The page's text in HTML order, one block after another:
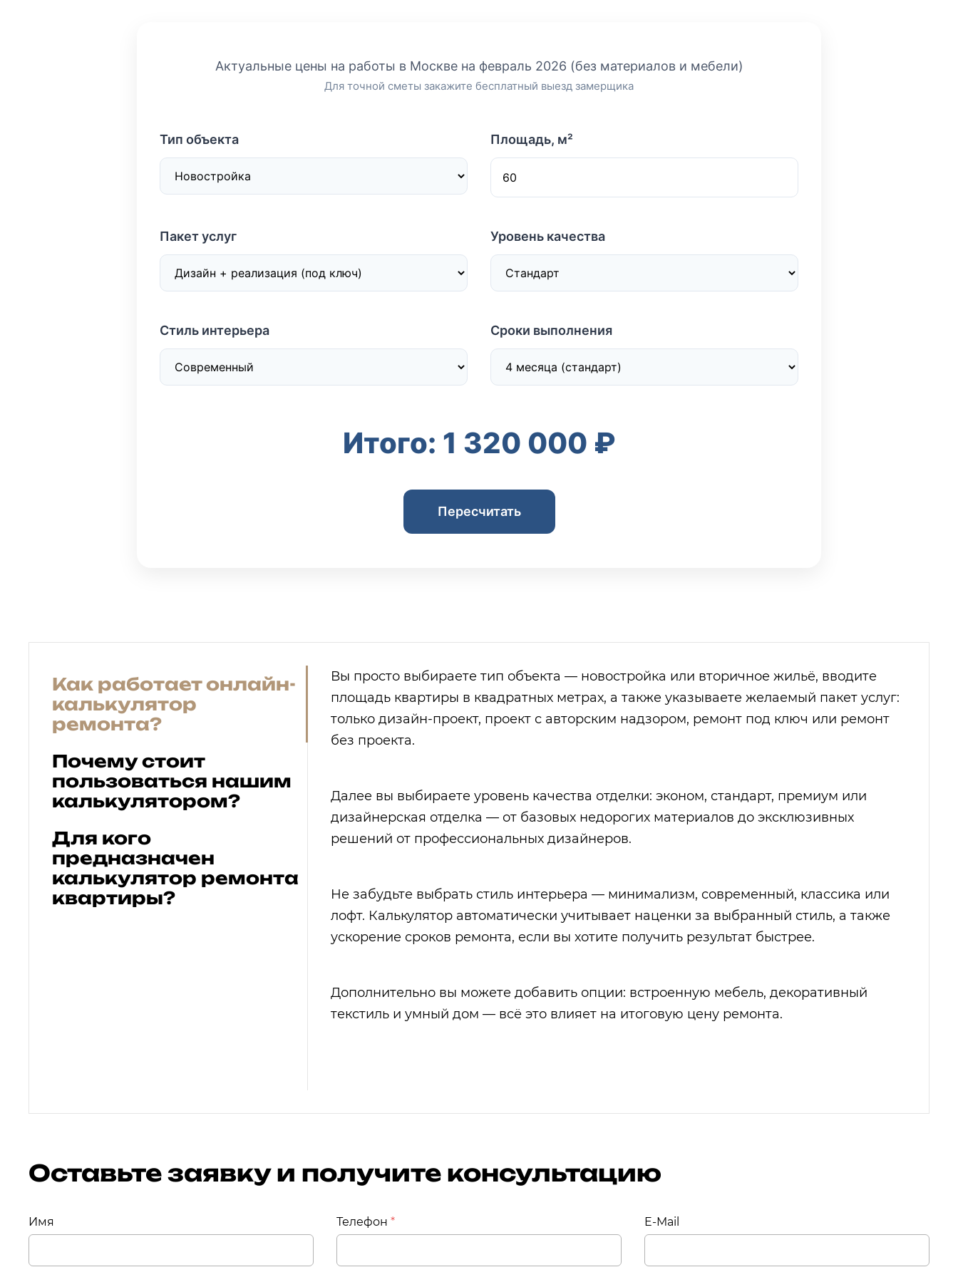
Актуальные цены на работы в Москве на февраль 2026 (без материалов и мебели)
Для точной сметы закажите бесплатный выезд замерщика
Тип объекта Площадь, м²
Пакет услуг Уровень качества
Стиль интерьера Сроки выполнения
Итого: 1 320 000 ₽
Пересчитать
Как работает онлайн-
калькулятор
ремонта?
Почему стоит
пользоваться нашим
калькулятором?
Для кого
предназначен
калькулятор ремонта
квартиры?
Вы просто выбираете тип объекта — новостройка или вторичное жильё, вводите
площадь квартиры в квадратных метрах, а также указываете желаемый пакет услуг:
только дизайн-проект, проект с авторским надзором, ремонт под ключ или ремонт
без проекта.
Далее вы выбираете уровень качества отделки: эконом, стандарт, премиум или
дизайнерская отделка — от базовых недорогих материалов до эксклюзивных
решений от профессиональных дизайнеров.
Не забудьте выбрать стиль интерьера — минимализм, современный, классика или
лофт. Калькулятор автоматически учитывает наценки за выбранный стиль, а также
ускорение сроков ремонта, если вы хотите получить результат быстрее.
Дополнительно вы можете добавить опции: встроенную мебель, декоративный
текстиль и умный дом — всё это влияет на итоговую цену ремонта.
Оставьте заявку и получите консультацию
Имя Телефон * E-Mail